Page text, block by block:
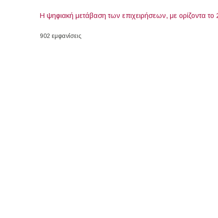
Η ψηφιακή μετάβαση των επιχειρήσεων, με ορίζοντα το
902 εμφανίσεις